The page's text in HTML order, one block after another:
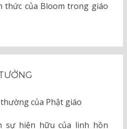
thức của Bloom trong giáo
của Phật giáo
sự hiện hữu của linh hồn